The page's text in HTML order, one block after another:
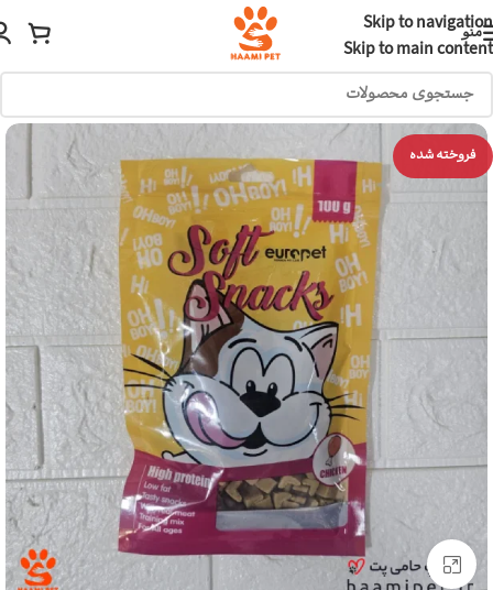
Skip to navigation
Skip to main content
منو
فروخته شده
برای بزرگنمایی کلیک کنید